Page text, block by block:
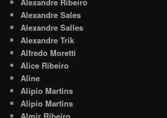
Alexandre Sales
Alexandre Salles
Alexandre Trik
Alfredo Moretti
Alice Ribeiro
Aline
Alípio Martins
Alipio Martins
Almir Ribeiro